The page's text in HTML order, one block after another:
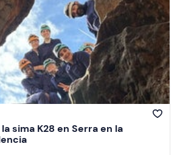
sima K28 en Serra en la